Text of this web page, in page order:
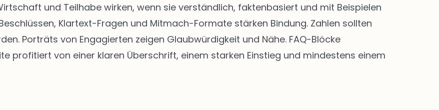
und Teilhabe wirken, wenn sie verständlich, faktenbasiert und mit Beispielen
Klartext-Fragen und Mitmach-Formate stärken Bindung. Zahlen sollten
Porträts von Engagierten zeigen Glaubwürdigkeit und Nähe. FAQ-Blöcke
profitiert von einer klaren Überschrift, einem starken Einstieg und mindestens einem